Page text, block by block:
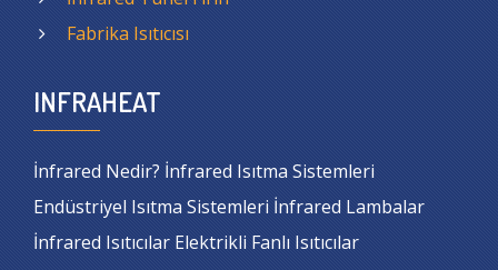
Fabrika Isıtıcısı
INFRAHEAT
İnfrared Nedir? İnfrared Isıtma Sistemleri
Endüstriyel Isıtma Sistemleri İnfrared Lambalar
İnfrared Isıtıcılar Elektrikli Fanlı Isıtıcılar